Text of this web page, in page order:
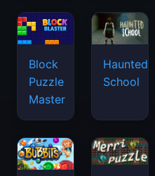
Block
Puzzle
Master
Haunted
School